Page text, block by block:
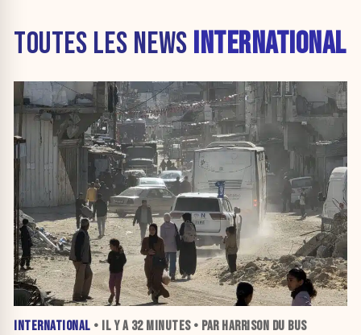
TOUTES LES NEWS INTERNATIONAL
INTERNATIONAL • IL Y A 32 MINUTES• PAR HARRISON DU BUS